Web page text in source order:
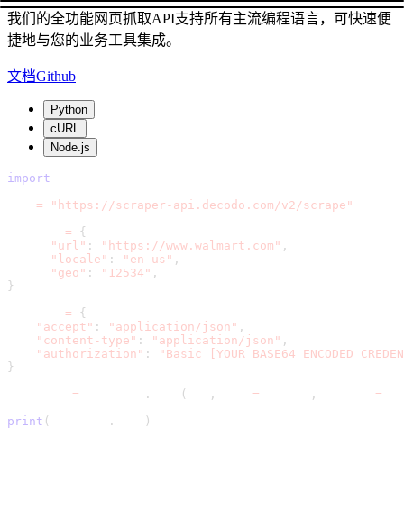
我们的全功能网页抓取API支持所有主流编程语言，可快速便
捷地与您的业务工具集成。
文档Github
Python
cURL
Node.js
import
=
"https://scraper-api.decodo.com/v2/scrape"
=
{
"url" : "https://www.walmart.com" ,
"locale" : "en-us" ,
"geo" : "12534" ,
}
=
{
"accept" : "application/json" ,
"content-type" : "application/json" ,
"authorization" :
"Basic
}
= . ( , = , =
print ( . )